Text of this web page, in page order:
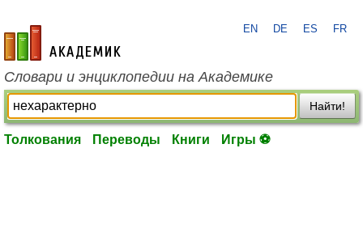
academic.ru
EN DE ES FR
Словари и энциклопедии на Академике
Найти!
Толкования Переводы Книги Игры ⚽